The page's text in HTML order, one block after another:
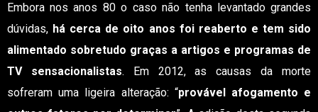
Embora nos anos 80 o caso não tenha levantado grandes
dúvidas,há cerca de oito anos foi reaberto e tem sido
alimentado sobretudo graças a artigos e programas de
TV sensacionalistas. Em 2012, as causas da morte
sofreram uma ligeira alteração: “provável afogamento e